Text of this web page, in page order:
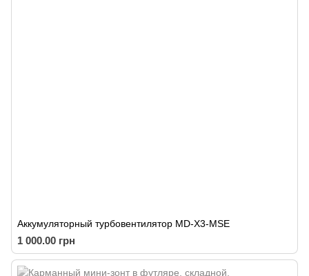
Аккумуляторный турбовентилятор MD-X3-MSE
1 000.00 грн